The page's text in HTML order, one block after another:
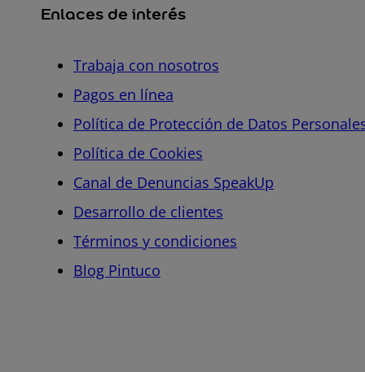
Enlaces de interés
Trabaja con nosotros
Pagos en línea
Política de Protección de Datos
Política de Cookies
Canal de Denuncias SpeakUp
Desarrollo de clientes
Términos y condiciones
Blog Pintuco